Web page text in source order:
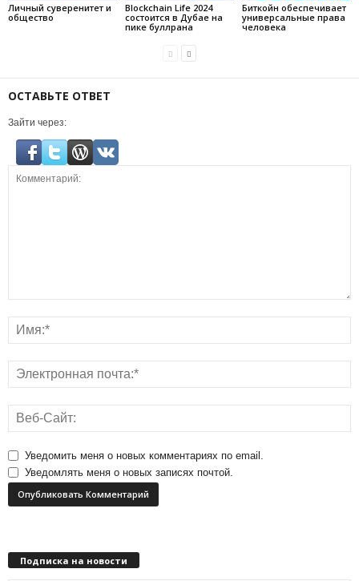
Личный суверенитет и
общество
Blockchain Life 2024
состоится в Дубае на
пике буллрана
Биткойн обеспечивает
универсальные права
человека
ОСТАВЬТЕ ОТВЕТ
Зайти через:
Уведомить меня о новых комментариях по email.
Уведомлять меня о новых записях почтой.
Подписка на новости